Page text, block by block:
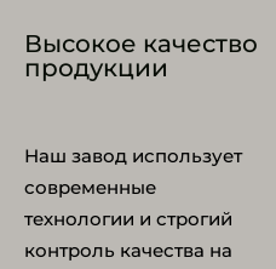
Высокое качество
продукции
Наш завод использует
современные
технологии и строгий
контроль качества на